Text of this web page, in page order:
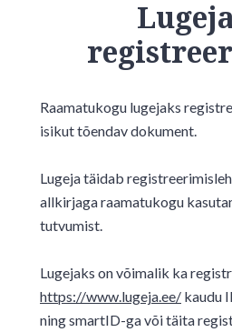
Raamatukogu lugejaks
isikut tõendav dokument.
Lugeja täidab
allkirjaga raamatukogu
tutvumist.
Lugejaks on võimalik ka
https://www.lugeja.ee/ kaudu
ning smartID-ga või täita